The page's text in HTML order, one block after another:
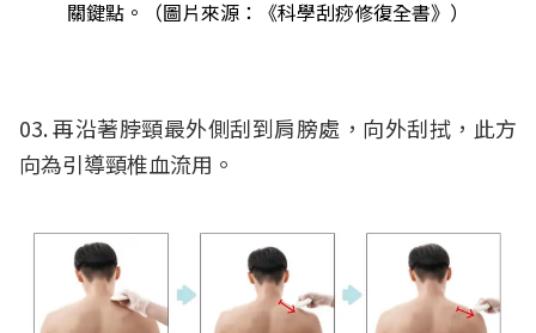
關鍵點。（圖片來源：《科學刮痧修復全書》）
03. 再沿著脖頸最外側刮到肩膀處，向外刮拭，此方
向為引導頸椎血流用。